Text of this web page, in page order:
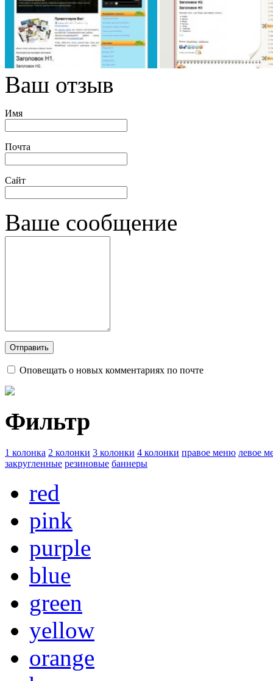
Ваш отзыв
Имя
Почта
Сайт
Ваше сообщение
Оповещать о новых комментариях по почте
Фильтр
1 колонка 2 колонки 3 колонки 4 колонки правое меню левое
закругленные резиновые баннеры
red
pink
purple
blue
green
yellow
orange